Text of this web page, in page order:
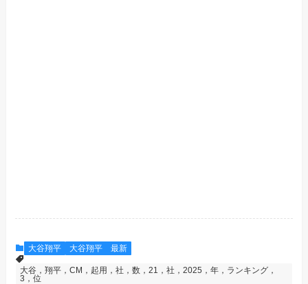
大谷翔平 大谷翔平 最新
大谷，翔平，CM，起用，社，数，21，社，2025，年，ランキング，
3，位